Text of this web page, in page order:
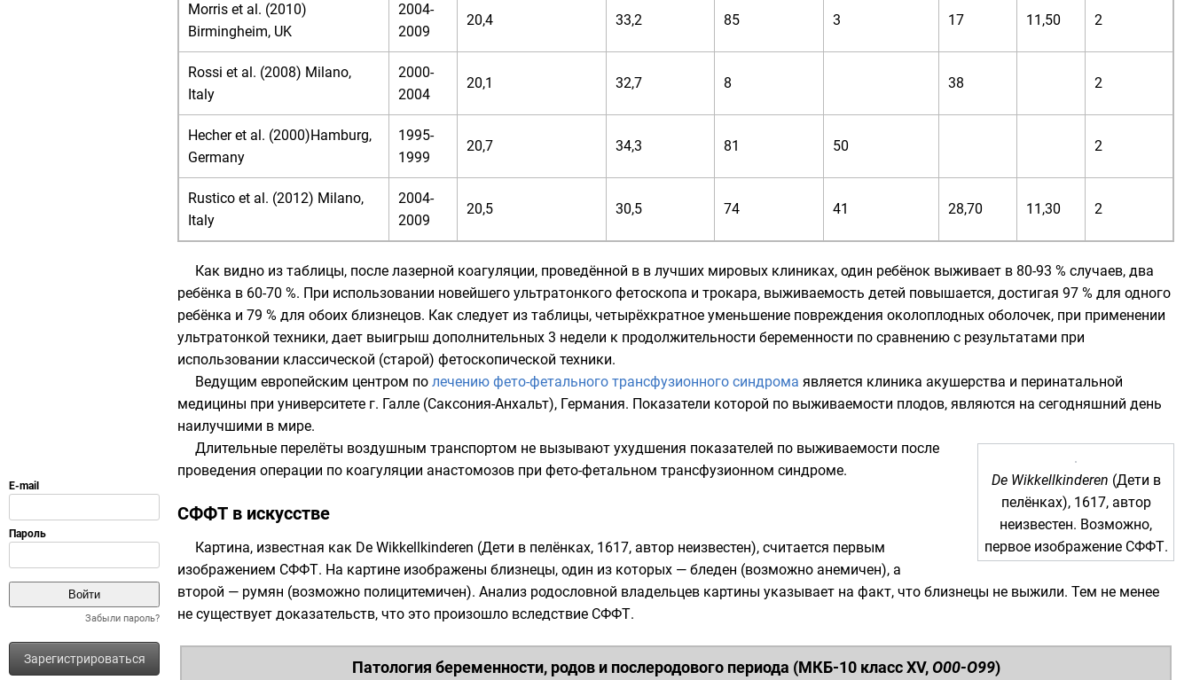
Забыли пароль?
Зарегистрироваться
Morris et al. (2010)
Birmingheim, UK
2004-
2009
20,4 33,2 85 3 17 11,50 2
Rossi et al. (2008) Milano,
Italy
2000-
2004
20,1 32,7 8 38 2
Hecher et al. (2000)Hamburg,
Germany
1995-
1999
20,7 34,3 81 50 2
Rustico et al. (2012) Milano,
Italy
2004-
2009
20,5 30,5 74 41 28,70 11,30 2
Как видно из таблицы, после лазерной коагуляции, проведённой в в лучших мировых клиниках, один ребёнок выживает в 80-93 % случаев, два
ребёнка в 60-70 %. При использовании новейшего ультратонкого фетоскопа и трокара, выживаемость детей повышается, достигая 97 % для одного
ребёнка и 79 % для обоих близнецов. Как следует из таблицы, четырёхкратное уменьшение повреждения околоплодных оболочек, при применении
ультратонкой техники, дает выигрыш дополнительных 3 недели к продолжительности беременности по сравнению с результатами при
использовании классической (старой) фетоскопической техники.
Ведущим европейским центром по лечению фето-фетального трансфузионного синдрома является клиника акушерства и перинатальной
медицины при университете г. Галле (Саксония-Анхальт), Германия. Показатели которой по выживаемости плодов, являются на сегодняшний день
наилучшими в мире.
De Wikkellkinderen (Дети в
пелёнках), 1617, автор
неизвестен. Возможно,
первое изображение СФФТ.
Длительные перелёты воздушным транспортом не вызывают ухудшения показателей по выживаемости после
проведения операции по коагуляции анастомозов при фето-фетальном трансфузионном синдроме.
СФФТ в искусстве
Картина, известная как De Wikkellkinderen (Дети в пелёнках, 1617, автор неизвестен), считается первым
изображением СФФТ. На картине изображены близнецы, один из которых — бледен (возможно анемичен), а
второй — румян (возможно полицитемичен). Анализ родословной владельцев картины указывает на факт, что близнецы не выжили. Тем не менее
не существует доказательств, что это произошло вследствие СФФТ.
Патология беременности, родов и послеродового периода (МКБ-10 класс XV, О00-О99)